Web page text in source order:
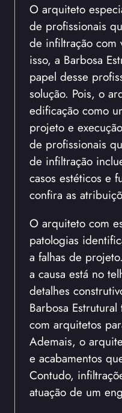
O arquiteto
de profissionais
de infiltração com
isso, a Barbosa
papel desse
solução. Pois, o
edificação como
projeto e
de profissionais
de infiltração
casos estéticos e
confira as
O arquiteto com
patologias
a falhas de
a causa está no
detalhes
Barbosa
com arquitetos
Ademais, o
e acabamentos
Contudo,
atuação de um